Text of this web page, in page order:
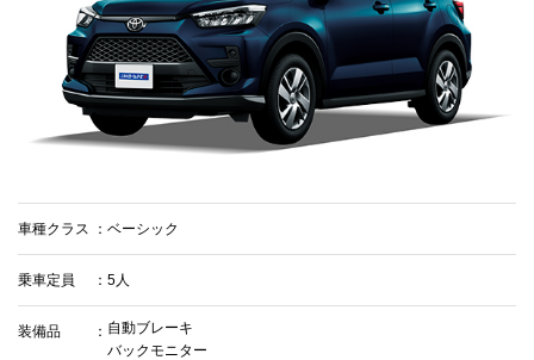
車種クラス ベーシック
乗車定員 5人
装備品
自動ブレーキ
バックモニター